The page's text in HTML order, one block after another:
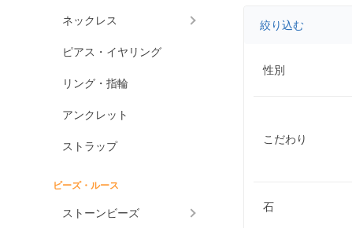
ネックレス
ピアス・イヤリング
リング・指輪
アンクレット
ストラップ
ビーズ・ルース
ストーンビーズ
絞り込む
性別
こだわり
石